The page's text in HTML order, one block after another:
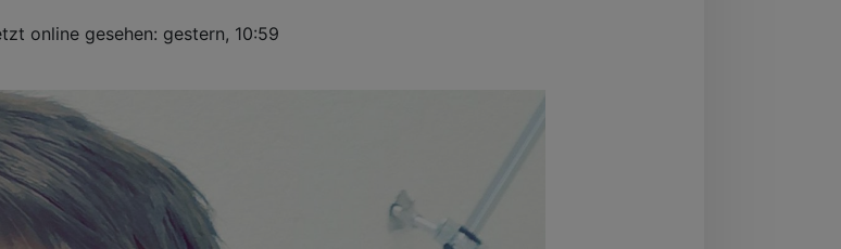
online gesehen: gestern, 10:59